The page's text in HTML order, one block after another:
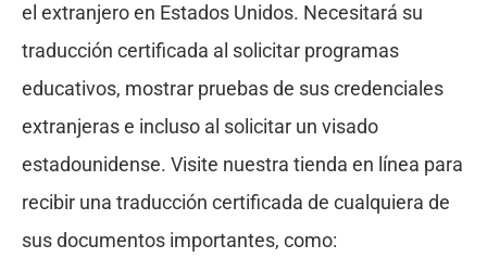
el extranjero en Estados Unidos. Necesitará su
traducción certificada al solicitar programas
educativos, mostrar pruebas de sus credenciales
extranjeras e incluso al solicitar un visado
estadounidense. Visite nuestra tienda en línea para
recibir una traducción certificada de cualquiera de
sus documentos importantes, como: